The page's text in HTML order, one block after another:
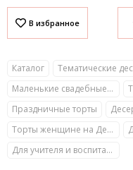
Каталог Тематические
Маленькие свадебные торты
Праздничные торты
Торты женщине на День рождения
Для учителя и воспитателя